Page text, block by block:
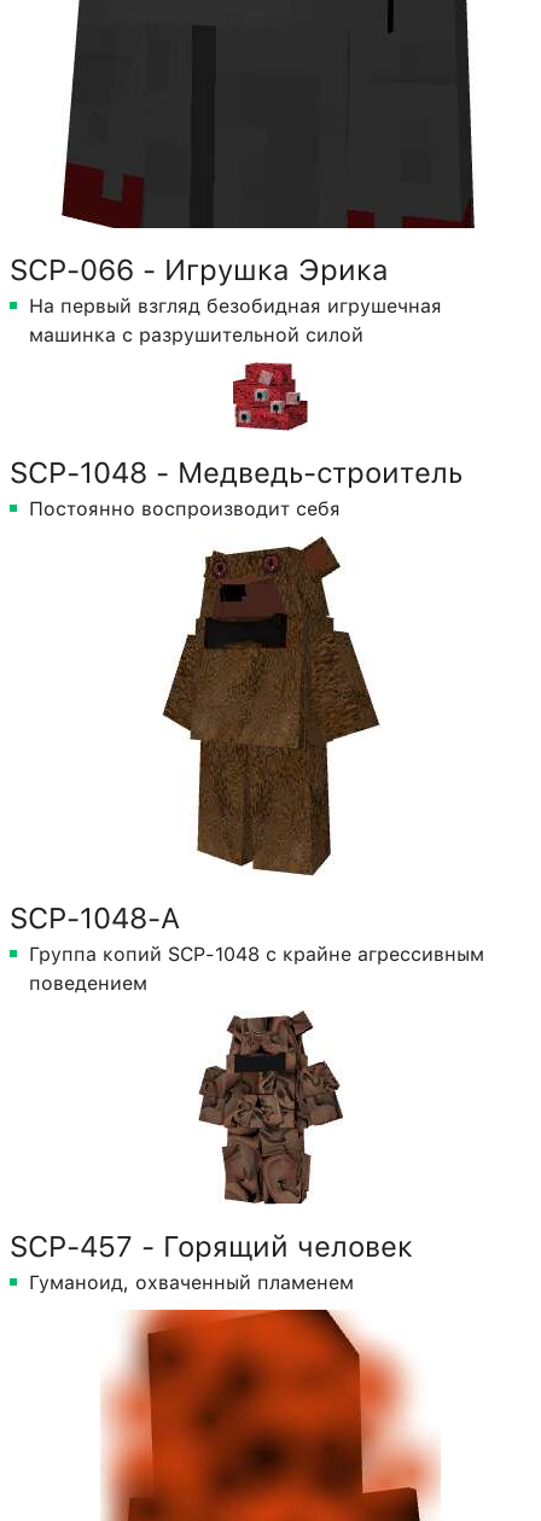
SCP-066 - Игрушка Эрика
На первый взгляд безобидная игрушечная
машинка с разрушительной силой
SCP-1048 - Медведь-строитель
Постоянно воспроизводит себя
SCP-1048-A
Группа копий SCP-1048 с крайне агрессивным
поведением
SCP-457 - Горящий человек
Гуманоид, охваченный пламенем